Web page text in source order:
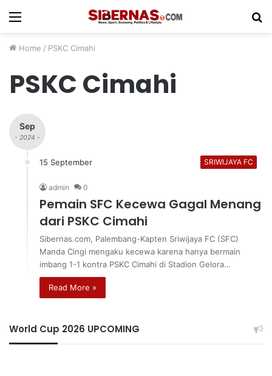
Menu
Home / PSKC Cimahi
PSKC Cimahi
Sep
- 2024 -
15 September SRIWIJAYA FC
admin 0
Pemain SFC Kecewa Gagal Menang
dari PSKC Cimahi
Sibernas.com, Palembang-Kapten Sriwijaya FC (SFC)
Manda Cingi mengaku kecewa karena hanya bermain
imbang 1-1 kontra PSKC Cimahi di Stadion Gelora…
Read More »
World Cup 2026 UPCOMING